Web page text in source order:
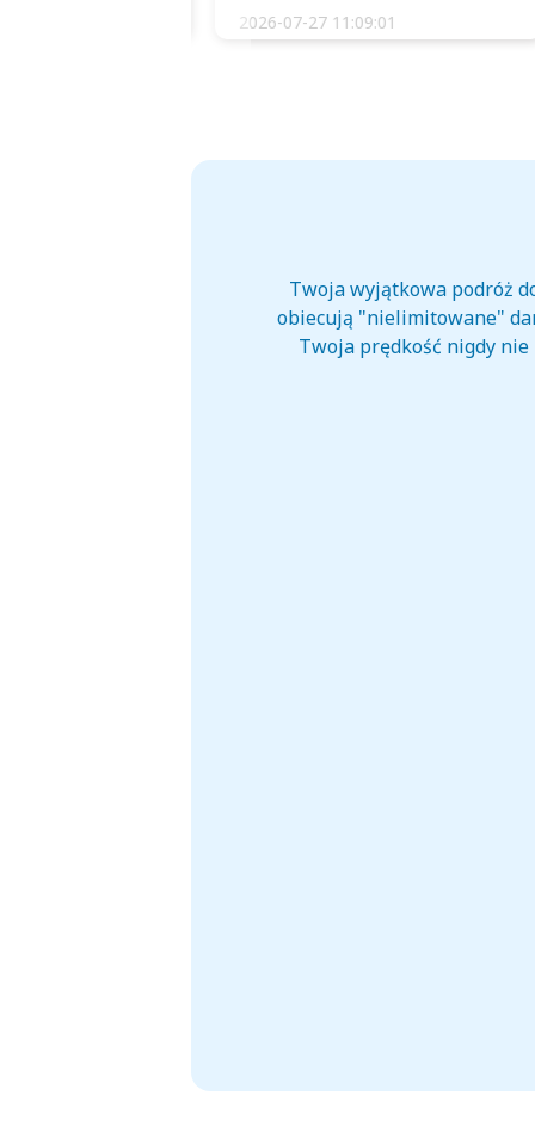
2026-07-27 11:09:01
Twoja wyjątkowa podróż
obiecują "nielimitowane"
Twoja prędkość nigdy